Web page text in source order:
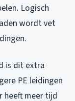
Logisch
wordt vet
is dit extra
PE leidingen
heeft meer tijd